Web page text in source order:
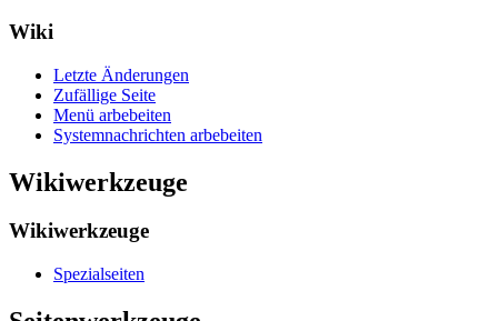
Wiki
Letzte Änderungen
Zufällige Seite
Menü arbebeiten
Systemnachrichten arbebeiten
Wikiwerkzeuge
Wikiwerkzeuge
Spezialseiten